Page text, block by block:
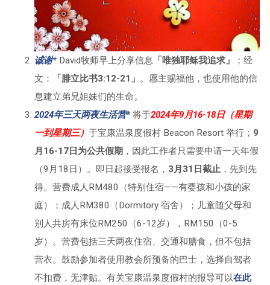
诚谢*David牧师早上分享信息 「唯独耶稣我追求」
；经
文：
「腓立比书3:12-21」 。愿主赐福他，也使用他的信
息建立弟兄姐妹们的生命。
2024年三天两夜生活营* 将于2024年9月16-18日（星期
一到星期三） 于宝康温泉度假村 Beacon Resort 举行； 9
月16-17日为公共假期 ，因此工作者只需要申请一天年假
（9月18日）。即日起接受报名， 3月31日截止，先到先
得。营费成人RM480（特别住宿——有婴孩和小孩的家
庭）；成人RM380（Dormitory 宿舍）；儿童随父母和
别人共房有床位RM250（6-12岁），RM150（0-5
岁）。营费包括三天两夜住宿、交通和膳食，但不包括
营衣。鼓励参加者使用教会所预备的巴士，选择自驾者
不扣费，无津贴。有关宝康温泉度假村的报导可以在此